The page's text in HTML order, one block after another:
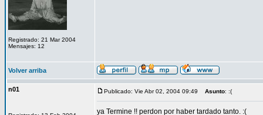
Registrado: 21 Mar 2004
Mensajes: 12
Volver arriba
n01 Publicado: Vie Abr 02, 2004 09:49 Asunto: :(
ya Termine !! perdon por haber tardado tanto. :(